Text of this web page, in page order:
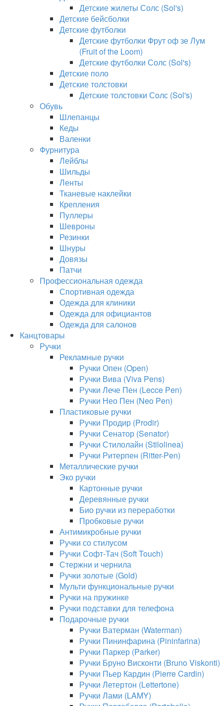
Детские жилеты Солс (Sol's)
Детские бейсболки
Детские футболки
Детские футболки Фрут оф зе Лум
(Fruit of the Loom)
Детские футболки Солс (Sol's)
Детские поло
Детские толстовки
Детские толстовки Солс (Sol's)
Обувь
Шлепанцы
Кеды
Валенки
Фурнитура
Лейблы
Шильды
Ленты
Тканевые наклейки
Крепления
Пуллеры
Шевроны
Резинки
Шнуры
Довязы
Патчи
Профессиональная одежда
Спортивная одежда
Одежда для клиники
Одежда для официантов
Одежда для салонов
Канцтовары
Ручки
Рекламные ручки
Ручки Опен (Open)
Ручки Вива (Viva Pens)
Ручки Лече Пен (Lecce Pen)
Ручки Нео Пен (Neo Pen)
Пластиковые ручки
Ручки Продир (Prodir)
Ручки Сенатор (Senator)
Ручки Стилолайн (Stilolinea)
Ручки Ритерпен (Ritter-Pen)
Металлические ручки
Эко ручки
Картонные ручки
Деревянные ручки
Био ручки из переработки
Пробковые ручки
Антимикробные ручки
Ручки со стилусом
Ручки Софт-Тач (Soft Touch)
Стержни и чернила
Ручки золотые (Gold)
Мульти функциональные ручки
Ручки на пружинке
Ручки подставки для телефона
Подарочные ручки
Ручки Ватерман (Waterman)
Ручки Пининфарина (Pininfarina)
Ручки Паркер (Parker)
Ручки Бруно Висконти (Bruno Viskonti)
Ручки Пьер Кардин (Pierre Cardin)
Ручки Летертон (Lettertone)
Ручки Лами (LAMY)